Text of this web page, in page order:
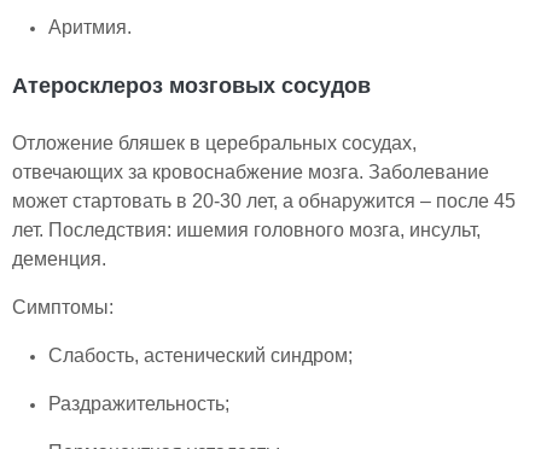
Аритмия.
Атеросклероз мозговых сосудов
Отложение бляшек в церебральных сосудах,
отвечающих за кровоснабжение мозга. Заболевание
может стартовать в 20-30 лет, а обнаружится – после 45
лет. Последствия: ишемия головного мозга, инсульт,
деменция.
Симптомы:
Слабость, астенический синдром;
Раздражительность;